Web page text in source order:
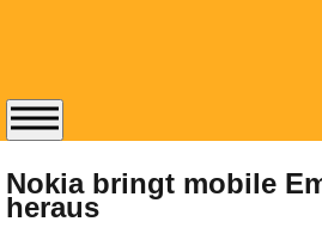
Nokia bringt mobile
heraus
Abonnieren Sie den
14-tägig
erscheinenden